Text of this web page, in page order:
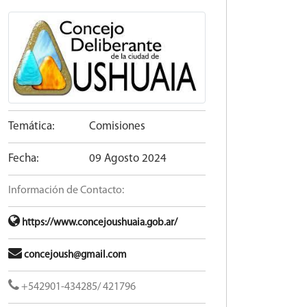
Temática: Comisiones
Fecha: 09 Agosto 2024
Información de Contacto:
https://www.concejoushuaia.gob.ar/
concejoush@gmail.com
+542901-434285/ 421796